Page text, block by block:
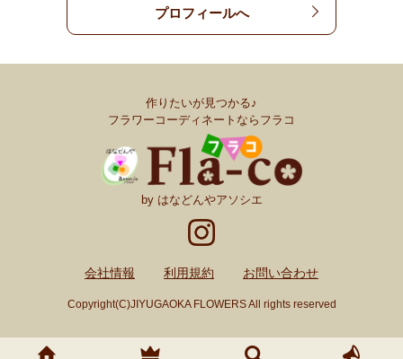
プロフィールへ
作りたいが見つかる♪
フラワーコーディネートならフラコ
by はなどんやアソシエ
会社情報 利用規約 お問い合わせ
Copyright(C)JIYUGAOKA FLOWERS All rights reserved